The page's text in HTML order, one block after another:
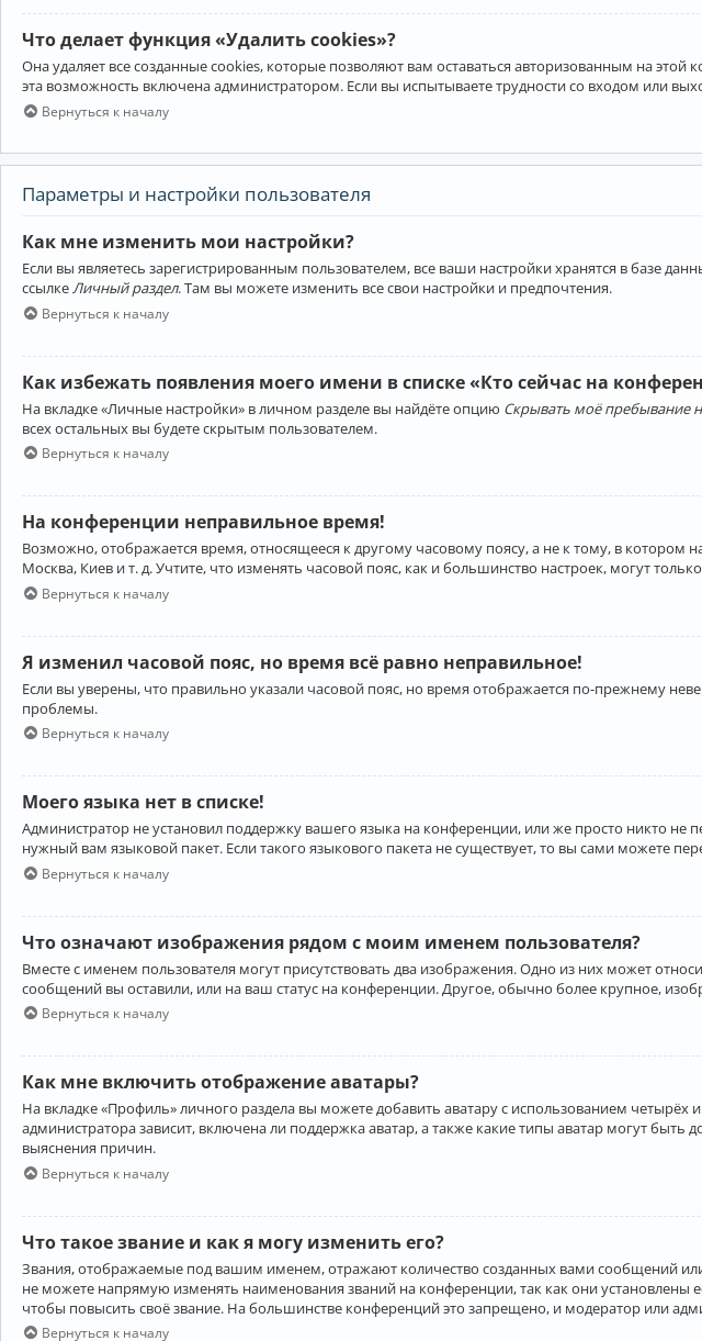
Что делает функция «Удалить cookies»?
Она удаляет все созданные cookies, которые позволяют вам оставаться авторизованным на
эта возможность включена администратором. Если вы испытываете трудности со входом или
Вернуться к началу
Параметры и настройки пользователя
Как мне изменить мои настройки?
Если вы являетесь зарегистрированным пользователем, все ваши настройки хранятся в базе
ссылкеЛичный раздел. Там вы можете изменить все свои настройки и предпочтения.
Вернуться к началу
Как избежать появления моего имени в списке «Кто сейчас на
На вкладке «Личные настройки» в личном разделе вы найдёте опцию Скрывать моё пребывание
всех остальных вы будете скрытым пользователем.
Вернуться к началу
На конференции неправильное время!
Возможно, отображается время, относящееся к другому часовому поясу, а не к тому, в котором
Москва, Киев и т. д. Учтите, что изменять часовой пояс, как и большинство настроек, могут
Вернуться к началу
Я изменил часовой пояс, но время всё равно неправильное!
Если вы уверены, что правильно указали часовой пояс, но время отображается по-прежнему
проблемы.
Вернуться к началу
Моего языка нет в списке!
Администратор не установил поддержку вашего языка на конференции, или же просто никто
нужный вам языковой пакет. Если такого языкового пакета не существует, то вы сами можете
Вернуться к началу
Что означают изображения рядом с моим именем пользователя?
Вместе с именем пользователя могут присутствовать два изображения. Одно из них может
сообщений вы оставили, или на ваш статус на конференции. Другое, обычно более крупное,
Вернуться к началу
Как мне включить отображение аватары?
На вкладке «Профиль» личного раздела вы можете добавить аватару с использованием четырёх
администратора зависит, включена ли поддержка аватар, а также какие типы аватар могут
выяснения причин.
Вернуться к началу
Что такое звание и как я могу изменить его?
Звания, отображаемые под вашим именем, отражают количество созданных вами сообщений
не можете напрямую изменять наименования званий на конференции, так как они
чтобы повысить своё звание. На большинстве конференций это запрещено, и модератор или
Вернуться к началу